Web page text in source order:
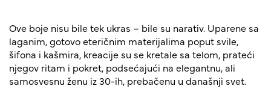
Ove boje nisu bile tek ukras – bile su narativ. Uparene sa
laganim, gotovo eteričnim materijalima poput svile,
šifona i kašmira, kreacije su se kretale sa telom, prateći
njegov ritam i pokret, podsećajući na elegantnu, ali
samosvesnu ženu iz 30-ih, prebačenu u današnji svet.